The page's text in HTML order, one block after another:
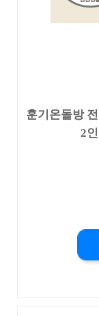
훈기온돌방
2